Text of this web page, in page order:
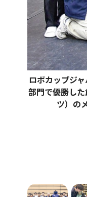
ロボカップジ
部門で優勝し
ツ）の